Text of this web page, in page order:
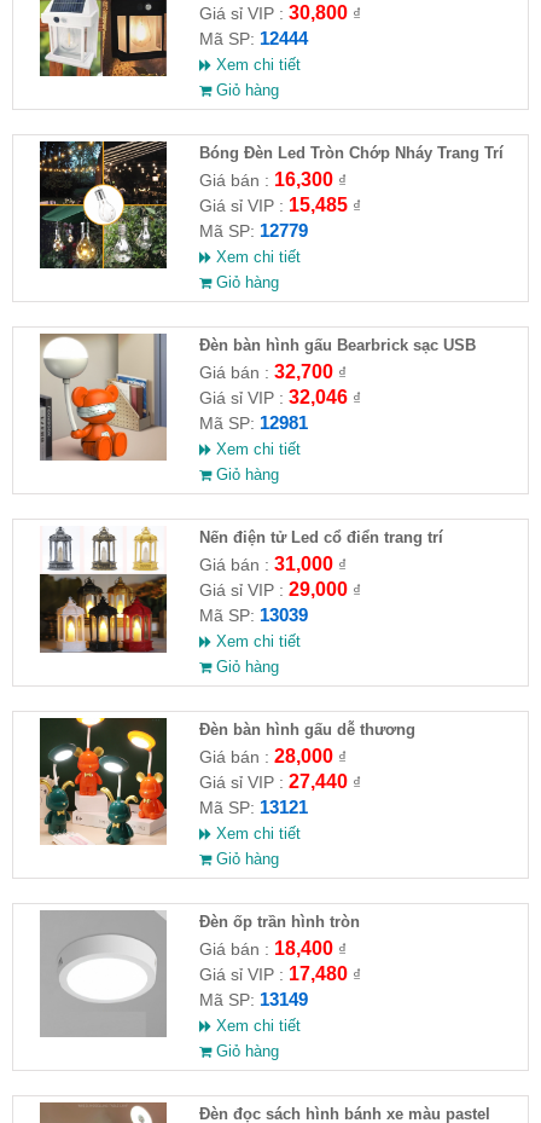
Giá sỉ VIP : 30,800₫
Mã SP: 12444
Xem chi tiết
Giỏ hàng
Bóng Đèn Led Tròn Chớp Nháy Trang Trí
Giá bán : 16,300₫
Giá sỉ VIP : 15,485₫
Mã SP: 12779
Xem chi tiết
Giỏ hàng
Đèn bàn hình gấu Bearbrick sạc USB
Giá bán : 32,700₫
Giá sỉ VIP : 32,046₫
Mã SP: 12981
Xem chi tiết
Giỏ hàng
Nến điện tử Led cổ điển trang trí
Giá bán : 31,000₫
Giá sỉ VIP : 29,000₫
Mã SP: 13039
Xem chi tiết
Giỏ hàng
Đèn bàn hình gấu dễ thương
Giá bán : 28,000₫
Giá sỉ VIP : 27,440₫
Mã SP: 13121
Xem chi tiết
Giỏ hàng
Đèn ốp trần hình tròn
Giá bán : 18,400₫
Giá sỉ VIP : 17,480₫
Mã SP: 13149
Xem chi tiết
Giỏ hàng
Đèn đọc sách hình bánh xe màu pastel